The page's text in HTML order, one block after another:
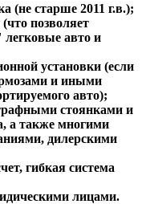
(не старше 2011 г.в.);
позволяет
авто и
установки (если
и иными
авто);
стоянками и
а также многими
дилерскими
гибкая система
лицами.